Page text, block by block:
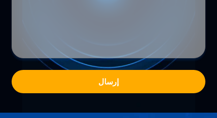
إرسال